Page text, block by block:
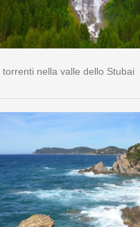
nella valle dello Stubai